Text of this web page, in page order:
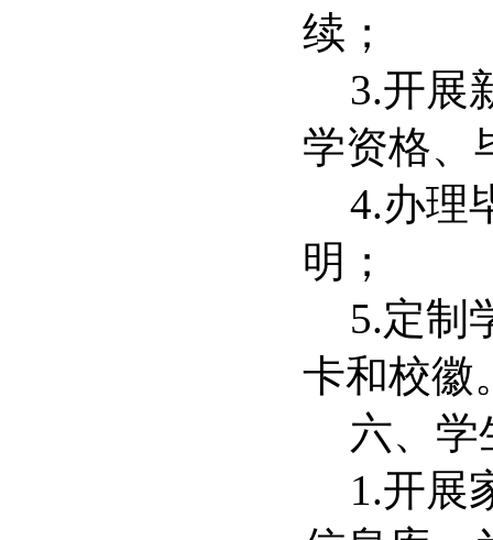
续；
3.开展
学资格、
4.办理
明；
5.定制
卡和校徽
六、学
1.开展